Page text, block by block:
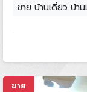
ขาย บ้านเดี่ยว บ้า
ขาย